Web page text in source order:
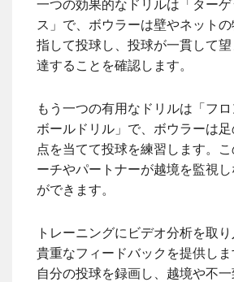
一つの効果的なドリルは「ター
ス」で、ボウラーは壁やネット
指して投球し、投球が一貫して
達することを確認します。
もう一つの有用なドリルは「フ
ボールドリル」で、ボウラーは
点を当てて投球を練習します。
ーチやパートナーが越境を監視
ができます。
トレーニングにビデオ分析を取り
貴重なフィードバックを提供し
自分の投球を録画し、越境や不